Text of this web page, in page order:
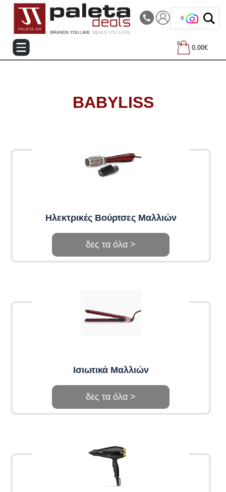
Τηλεφωνικές Παραγγελίες: 2105714144 |||
❤️ Βρες τα
0
0.00€
BABYLISS
Ηλεκτρικές Βούρτσες Μαλλιών
δες τα όλα >
Ισιωτικά Μαλλιών
δες τα όλα >